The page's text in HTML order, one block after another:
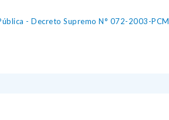
- Decreto Supremo N° 072-2003-PCM